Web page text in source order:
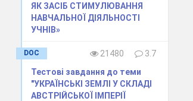
ЯК ЗАСІБ СТИМУЛЮВАННЯ
НАВЧАЛЬНОЇ ДІЯЛЬНОСТІ
УЧНІВ»
DOC 21480
3.7
Тестові завдання до теми
"УКРАЇНСЬКІ ЗЕМЛІ У СКЛАДІ
АВСТРІЙСЬКОЇ ІМПЕРІЇ